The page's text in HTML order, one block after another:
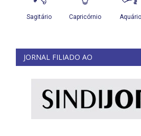
JORNAL FILIADO AO